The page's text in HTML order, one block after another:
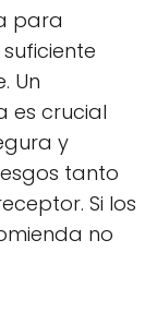
para
Un
es crucial
y
tanto
Si los
no